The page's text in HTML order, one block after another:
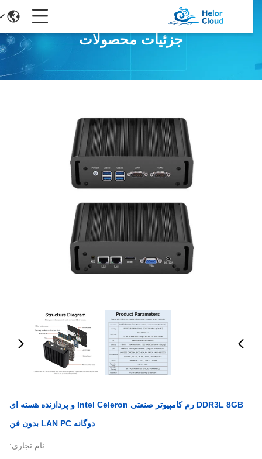
جزئیات محصولات
DDR3L 8GB رم کامپیوتر صنعتی Intel Celeron و پردازنده هسته ای
دوگانه LAN PC بدون فن
نام تجاری: